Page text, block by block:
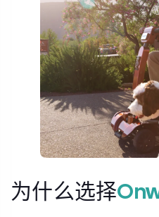
为什么选择